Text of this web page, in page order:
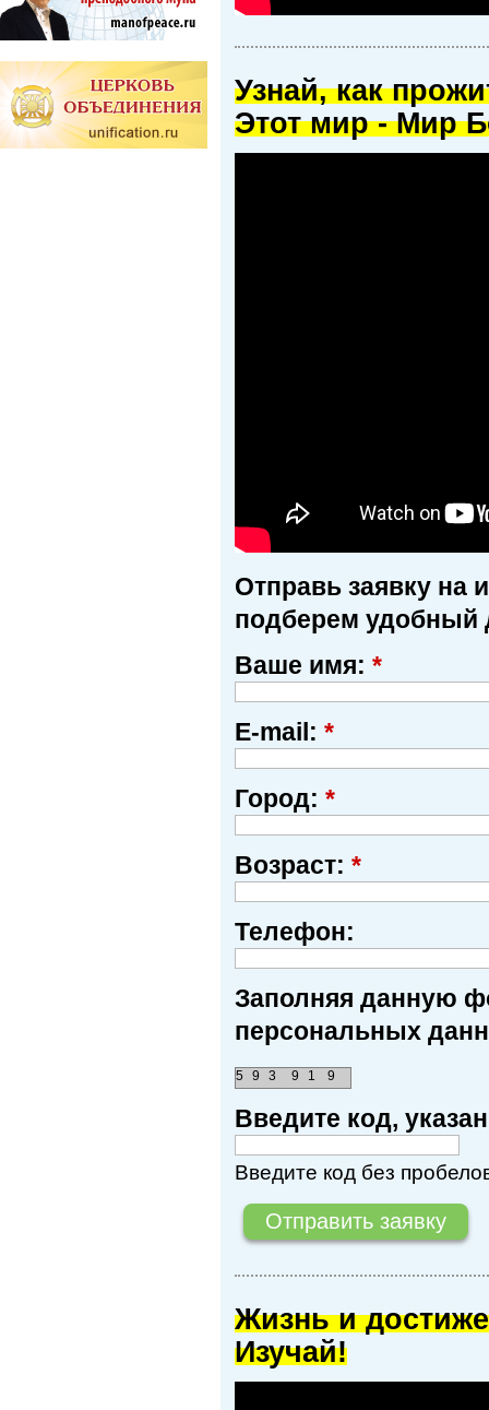
Узнай, как
Этот мир - Мир
Отправь заявку на
подберем удобный
Ваше имя: *
E-mail: *
Город: *
Возраст: *
Телефон:
Заполняя данную
персональных
5 9 3 9 1 9
Введите код,
Введите код без
Жизнь и
Изучай!